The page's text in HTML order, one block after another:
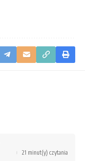
21 minut(y) czytania